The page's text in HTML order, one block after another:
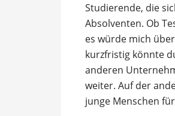
Studierende, die
Absolventen. Ob
es würde mich
kurzfristig könnte
anderen
weiter. Auf der
junge Menschen